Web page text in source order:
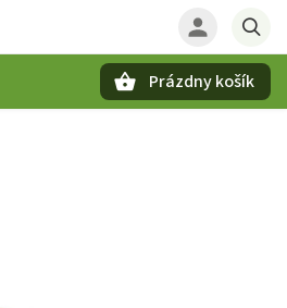
Prázdny košík